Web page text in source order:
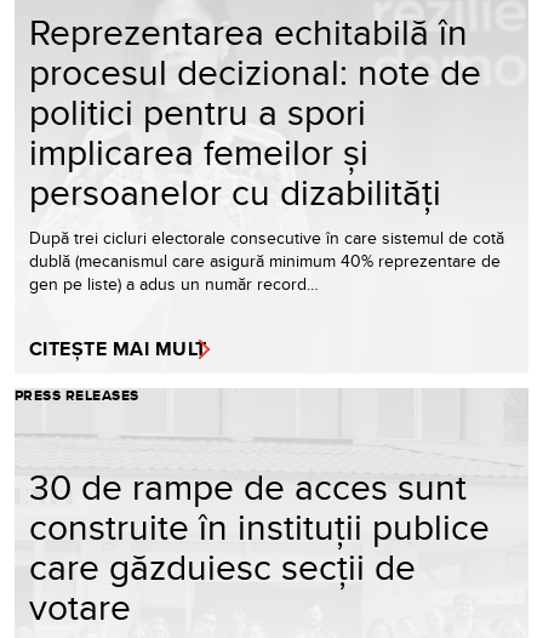
Reprezentarea echitabilă în
procesul decizional: note de
politici pentru a spori
implicarea femeilor și
persoanelor cu dizabilități
După trei cicluri electorale consecutive în care sistemul de cotă
dublă (mecanismul care asigură minimum 40% reprezentare de
gen pe liste) a adus un număr record…
CITEȘTE MAI MULT
PRESS RELEASES
30 de rampe de acces sunt
construite în instituții publice
care găzduiesc secții de
votare